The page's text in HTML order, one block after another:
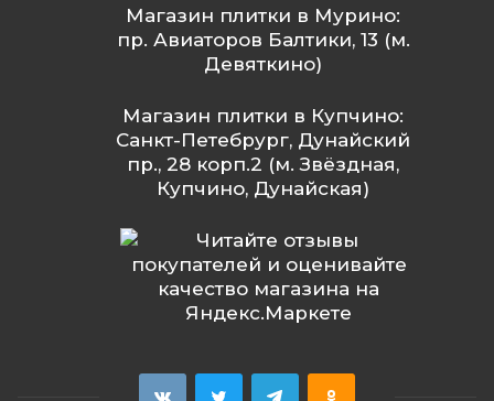
Магазин плитки в Мурино:
пр. Авиаторов Балтики, 13 (м.
Девяткино)
Магазин плитки в Купчино:
Санкт-Петебрург, Дунайский
пр., 28 корп.2 (м. Звёздная,
Купчино, Дунайская)